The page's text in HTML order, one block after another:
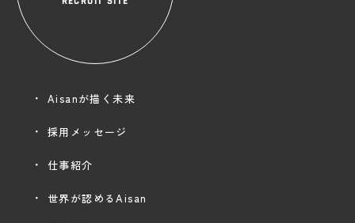
Aisanが描く未来
採用メッセージ
仕事紹介
世界が認めるAisan